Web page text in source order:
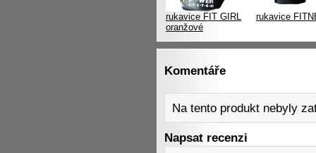
rukavice FIT GIRL
oranžové
rukavice
Komentáře
Na tento produkt nebyly
Napsat recenzi